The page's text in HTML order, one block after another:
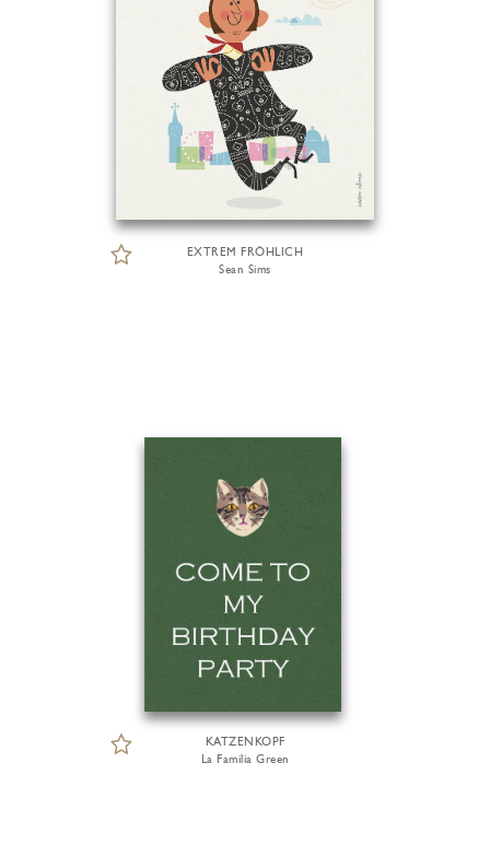
EXTREM FRÖHLICH
Sean Sims
KATZENKOPF
La Familia Green